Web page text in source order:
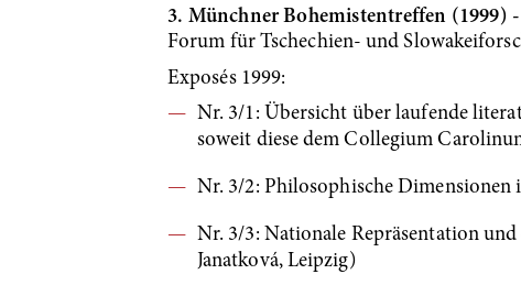
3. Münchner Bohemistentreffen (1999)
Forum für Tschechien- und
Exposés 1999:
Nr. 3/1: Übersicht über laufende
soweit diese dem Collegium
Nr. 3/2: Philosophische
Nr. 3/3: Nationale Repräsentation
Janatková, Leipzig)